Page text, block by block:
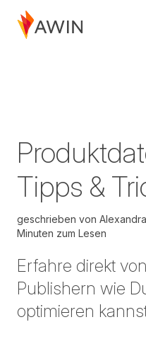
Tipps &
geschrieben von
Minuten zum Lesen
Erfahre direkt
Publishern wie
optimieren